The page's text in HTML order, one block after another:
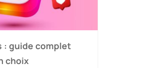
: guide complet
choix